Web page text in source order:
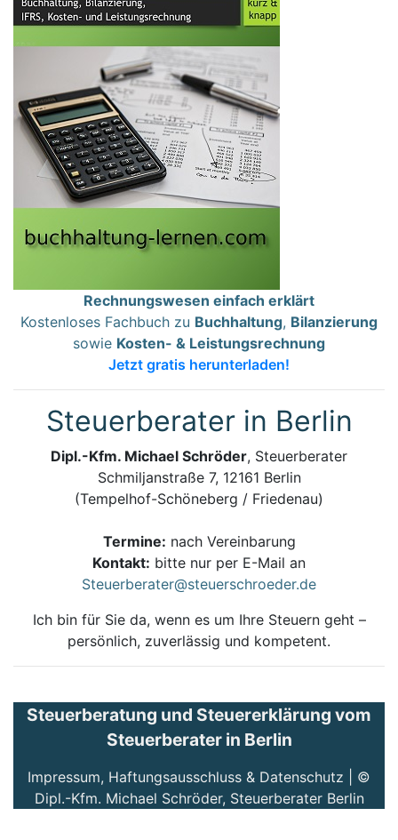
Rechnungswesen einfach erklärt
Kostenloses Fachbuch zu Buchhaltung, Bilanzierung
sowie Kosten- & Leistungsrechnung
Jetzt gratis herunterladen!
Steuerberater in Berlin
Dipl.-Kfm. Michael Schröder, Steuerberater
Schmiljanstraße 7, 12161 Berlin
(Tempelhof-Schöneberg / Friedenau)
Termine: nach Vereinbarung
Kontakt: bitte nur per E-Mail an
Steuerberater@steuerschroeder.de
Ich bin für Sie da, wenn es um Ihre Steuern geht –
persönlich, zuverlässig und kompetent.
Steuerberatung und Steuererklärung vom
Steuerberater in Berlin
Impressum, Haftungsausschluss & Datenschutz | ©
Dipl.-Kfm. Michael Schröder, Steuerberater Berlin